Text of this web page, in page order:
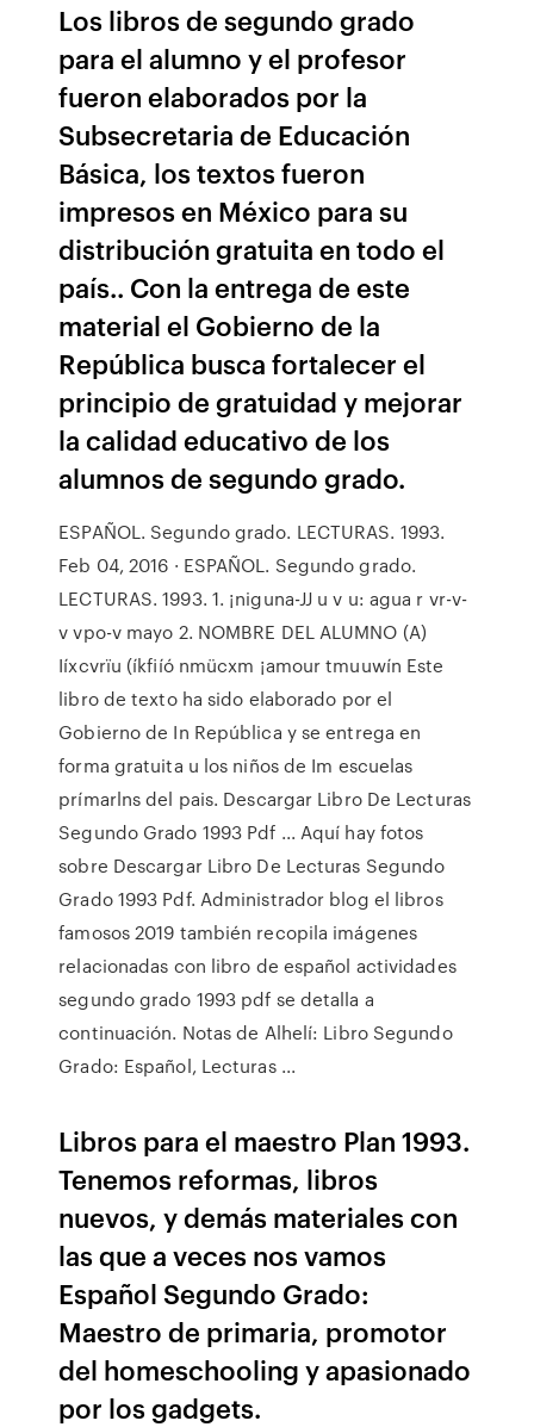
Los libros de segundo grado
para el alumno y el profesor
fueron elaborados por la
Subsecretaria de Educación
Básica, los textos fueron
impresos en México para su
distribución gratuita en todo el
país.. Con la entrega de este
material el Gobierno de la
República busca fortalecer el
principio de gratuidad y mejorar
la calidad educativo de los
alumnos de segundo grado.
ESPAÑOL. Segundo grado. LECTURAS. 1993.
Feb 04, 2016 · ESPAÑOL. Segundo grado.
LECTURAS. 1993. 1. ¡niguna-JJ u v u: agua r vr-v-
v vpo-v mayo 2. NOMBRE DEL ALUMNO (A)
Iíxcvrïu (íkﬁíó nmücxm ¡amour tmuuwín Este
libro de texto ha sido elaborado por el
Gobierno de In República y se entrega en
forma gratuita u los niños de Im escuelas
prímarlns del pais. Descargar Libro De Lecturas
Segundo Grado 1993 Pdf ... Aquí hay fotos
sobre Descargar Libro De Lecturas Segundo
Grado 1993 Pdf. Administrador blog el libros
famosos 2019 también recopila imágenes
relacionadas con libro de español actividades
segundo grado 1993 pdf se detalla a
continuación. Notas de Alhelí: Libro Segundo
Grado: Español, Lecturas ...
Libros para el maestro Plan 1993.
Tenemos reformas, libros
nuevos, y demás materiales con
las que a veces nos vamos
Español Segundo Grado:
Maestro de primaria, promotor
del homeschooling y apasionado
por los gadgets.